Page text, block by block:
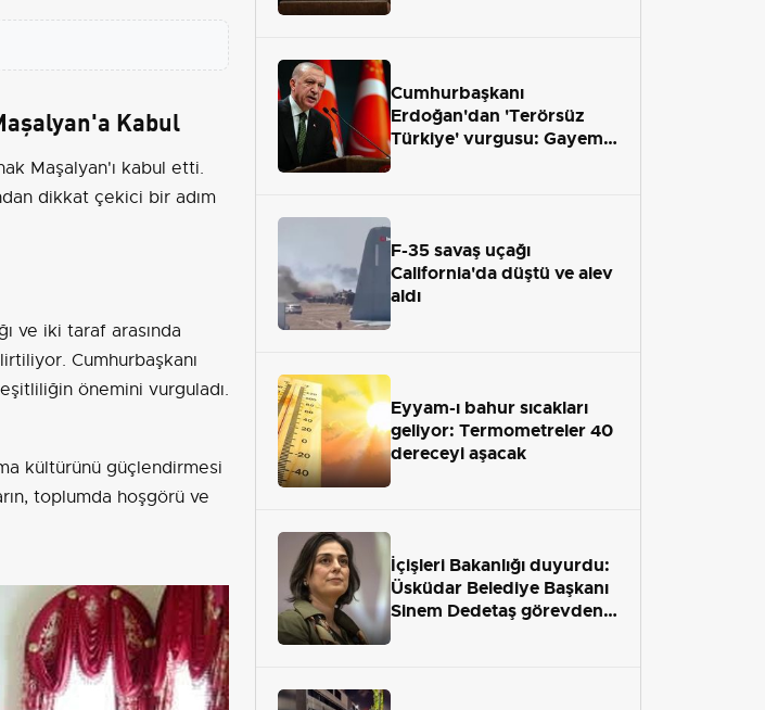
Kabul
Maşalyan'ı kabul etti.
dikkat çekici bir adım
ve iki taraf arasında
Cumhurbaşkanı
önemini vurguladı.
kültürünü güçlendirmesi
toplumda hoşgörü ve
Cumhurbaşkanı
Erdoğan'dan 'Terörsüz
Türkiye' vurgusu: Gayemiz
F-35 savaş uçağı
California'da düştü ve alev
aldı
Eyyam-ı bahur sıcakları
geliyor: Termometreler 40
dereceyi aşacak
İçişleri Bakanlığı duyurdu:
Üsküdar Belediye Başkanı
Sinem Dedetaş görevden